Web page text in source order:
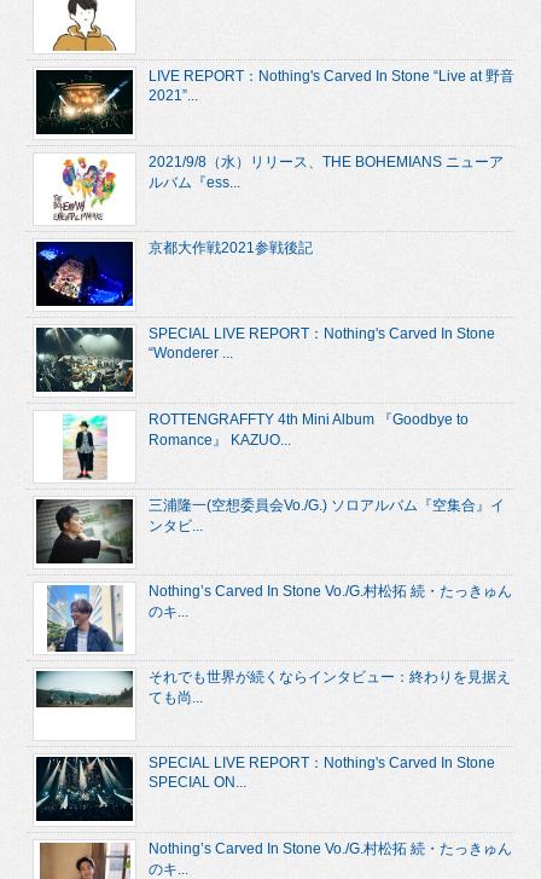
LIVE REPORT：Nothing's Carved In Stone “Live at 野音
2021”...
2021/9/8（水）リリース、THE BOHEMIANS ニューア
ルバム『ess...
京都大作戦2021参戦後記
SPECIAL LIVE REPORT：Nothing's Carved In Stone
“Wonderer ...
ROTTENGRAFFTY 4th Mini Album 『Goodbye to
Romance』 KAZUO...
三浦隆一(空想委員会Vo./G.) ソロアルバム『空集合』イ
ンタビ...
Nothing’s Carved In Stone Vo./G.村松拓 続・たっきゅん
のキ...
それでも世界が続くならインタビュー：終わりを見据え
ても尚...
SPECIAL LIVE REPORT：Nothing's Carved In Stone
SPECIAL ON...
Nothing’s Carved In Stone Vo./G.村松拓 続・たっきゅん
のキ...